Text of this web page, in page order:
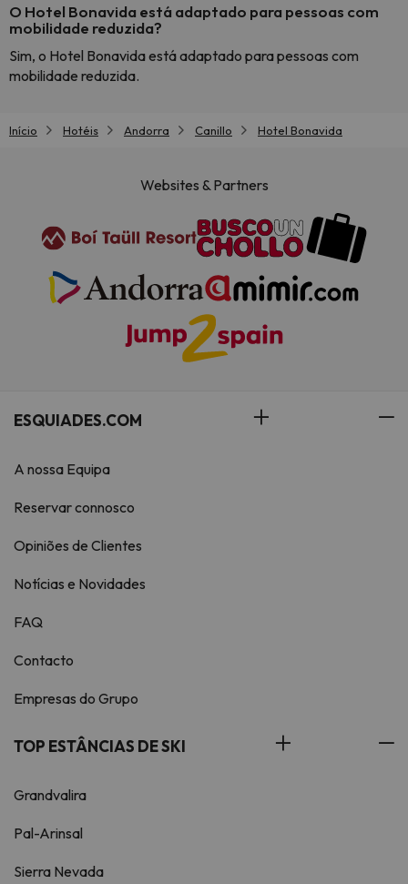
O Hotel Bonavida está adaptado para pessoas com
mobilidade reduzida?
Sim, o Hotel Bonavida está adaptado para pessoas com
mobilidade reduzida.
Início Hotéis Andorra Canillo Hotel Bonavida
Websites & Partners
ESQUIADES.COM
A nossa Equipa
Reservar connosco
Opiniões de Clientes
Notícias e Novidades
FAQ
Contacto
Empresas do Grupo
TOP ESTÂNCIAS DE SKI
Grandvalira
Pal-Arinsal
Sierra Nevada